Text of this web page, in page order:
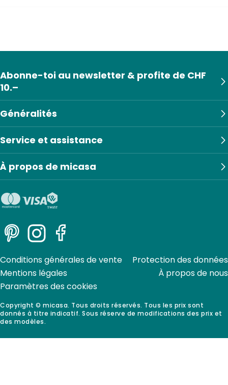
Généralités
Service et assistance
À propos de micasa
Abonne-toi au newsletter & profite de CHF
10.–
PinterestInstagramFacebook
Copyright © micasa. Tous droits réservés. Tous les prix sont
donnés à titre indicatif. Sous réserve de modifications des prix et
des modèles.
Conditions générales de vente
Protection des données
Mentions légales
À propos de nous
Paramètres des cookies